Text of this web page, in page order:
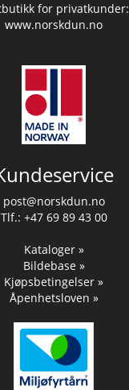
for privatkunder:
www.norskdun.no
post@norskdun.no
Tlf.: +47 69 89 43 00
Kataloger »
Bildebase »
Kjøpsbetingelser »
Åpenhetsloven »